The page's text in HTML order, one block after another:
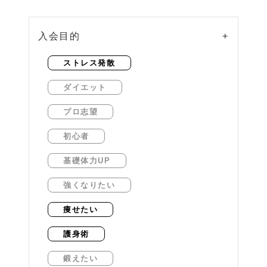
入会目的 +
ストレス発散
ダイエット
プロ志望
初心者
基礎体力UP
強くなりたい
痩せたい
護身術
鍛えたい